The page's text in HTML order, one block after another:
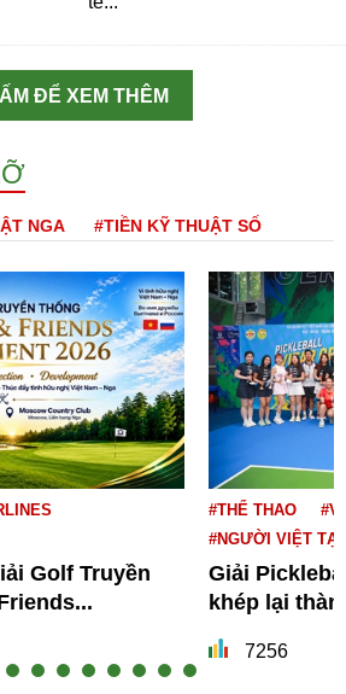
ĐỂ XEM THÊM
NGA #TIỀN KỸ THUẬT SỐ
Golf Truyền
#THỂ THAO
#NGƯỜI VIỆT TẠI
Giải
khép lại
7256